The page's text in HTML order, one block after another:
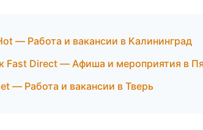
— Работа и вакансии в Калининград
Fast Direct — Афиша и мероприятия в
— Работа и вакансии в Тверь